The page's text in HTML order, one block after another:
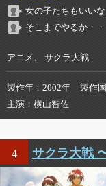
女の子たちもいい
そこまでやるか・
アニメ、 サクラ大戦
製作年 2002年 製作国
主演
横山智佐
4 サクラ大戦